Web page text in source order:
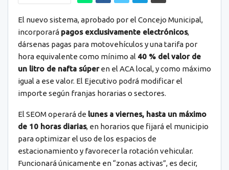
El nuevo sistema, aprobado por el Concejo Municipal,
incorporará pagos exclusivamente electrónicos,
dársenas pagas para motovehículos y una tarifa por
hora equivalente como mínimo al 40 % del valor de
un litro de nafta súperen el ACA local, y como máximo
igual a ese valor. El Ejecutivo podrá modificar el
importe según franjas horarias o sectores.
El SEOM operará de lunes a viernes, hasta un máximo
de 10 horas diarias, en horarios que fijará el municipio
para optimizar el uso de los espacios de
estacionamiento y favorecer la rotación vehicular.
Funcionará únicamente en “zonas activas”, es decir,